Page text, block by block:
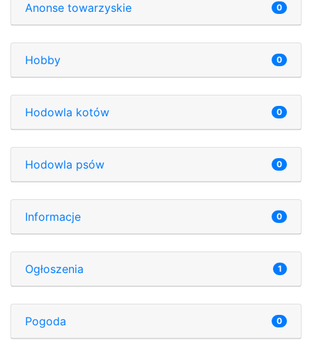
Anonse towarzyskie 0
Hobby 0
Hodowla kotów 0
Hodowla psów 0
Informacje 0
Ogłoszenia 1
Pogoda 0